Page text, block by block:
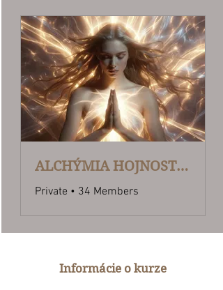
Informácie o kurze
ALCHÝMIA HOJNOSTI Online program
Private • 34 Members